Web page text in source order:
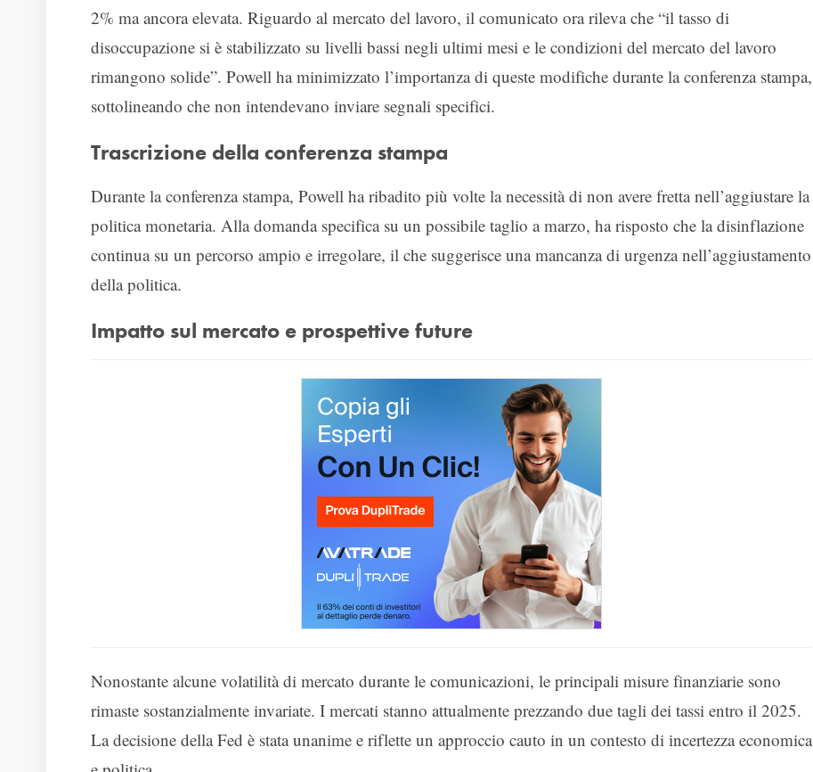
2% ma ancora elevata. Riguardo al mercato del lavoro, il comunicato ora rileva che “il tasso di
disoccupazione si è stabilizzato su livelli bassi negli ultimi mesi e le condizioni del mercato del lavoro
rimangono solide”. Powell ha minimizzato l’importanza di queste modifiche durante la conferenza stampa,
sottolineando che non intendevano inviare segnali specifici.
Trascrizione della conferenza stampa
Durante la conferenza stampa, Powell ha ribadito più volte la necessità di non avere fretta nell’aggiustare la
politica monetaria. Alla domanda specifica su un possibile taglio a marzo, ha risposto che la disinflazione
continua su un percorso ampio e irregolare, il che suggerisce una mancanza di urgenza nell’aggiustamento
della politica.
Impatto sul mercato e prospettive future
Nonostante alcune volatilità di mercato durante le comunicazioni, le principali misure finanziarie sono
rimaste sostanzialmente invariate. I mercati stanno attualmente prezzando due tagli dei tassi entro il 2025.
La decisione della Fed è stata unanime e riflette un approccio cauto in un contesto di incertezza economica